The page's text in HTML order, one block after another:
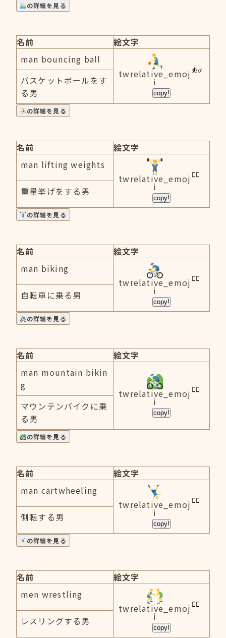
の詳細を見る
名前
絵文字
man bouncing ball
twrelative_emoj
i
copy!
バスケットボールをす
る男
の詳細を見る
名前
絵文字
man lifting weights
twrelative_emoj
i
copy!
重量挙げをする男
の詳細を見る
名前
絵文字
man biking
twrelative_emoj
i
copy!
自転車に乗る男
の詳細を見る
名前
絵文字
man mountain bikin
g
twrelative_emoj
i
copy!
マウンテンバイクに乗
る男
の詳細を見る
名前
絵文字
man cartwheeling
twrelative_emoj
i
copy!
側転する男
の詳細を見る
名前
絵文字
men wrestling
twrelative_emoj
i
copy!
レスリングする男